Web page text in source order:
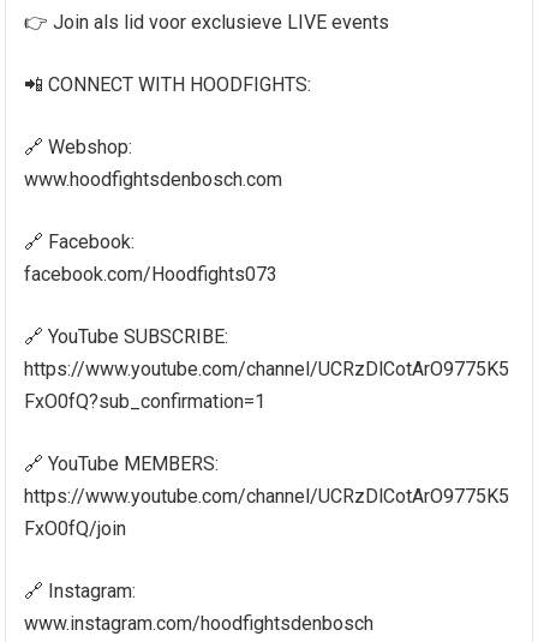
👉 Join als lid voor exclusieve LIVE events
📲 CONNECT WITH HOODFIGHTS:
🔗 Webshop:
www.hoodfightsdenbosch.com
🔗 Facebook:
facebook.com/Hoodfights073
🔗 YouTube SUBSCRIBE:
https://www.youtube.com/channel/UCRzDlCotArO9775K5
FxO0fQ?sub_confirmation=1
🔗 YouTube MEMBERS:
https://www.youtube.com/channel/UCRzDlCotArO9775K5
FxO0fQ/join
🔗 Instagram:
www.instagram.com/hoodfightsdenbosch